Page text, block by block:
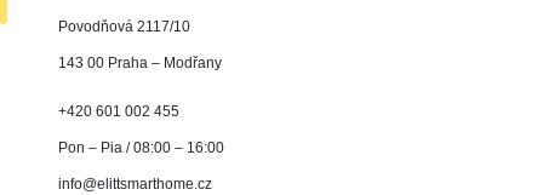
Povodňová 2117/10
143 00 Praha – Modřany
+420 601 002 455
Pon – Pia / 08:00 – 16:00
info@elittsmarthome.cz